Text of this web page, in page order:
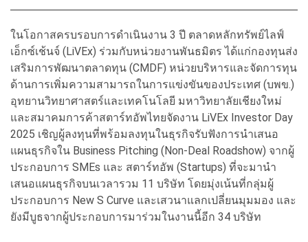
ในโอกาสครบรอบการดำเนินงาน 3 ปี ตลาดหลักทรัพย์ไลฟ์
เอ็กซ์เช้นจ์ (LiVEx) ร่วมกับหน่วยงานพันธมิตร ได้แก่กองทุนส่ง
เสริมการพัฒนาตลาดทุน (CMDF) หน่วยบริหารและจัดการทุน
ด้านการเพิ่มความสามารถในการแข่งขันของประเทศ (บพข.)
อุทยานวิทยาศาสตร์และเทคโนโลยี มหาวิทยาลัยเชียงใหม่
และสมาคมการค้าสตาร์ทอัพไทยจัดงาน LiVEx Investor Day
2025 เชิญผู้ลงทุนที่พร้อมลงทุนในธุรกิจรับฟังการนำเสนอ
แผนธุรกิจใน Business Pitching (Non-Deal Roadshow) จากผู้
ประกอบการ SMEs และ สตาร์ทอัพ (Startups) ที่จะมานำ
เสนอแผนธุรกิจบนเวลารวม 11 บริษัท โดยมุ่งเน้นที่กลุ่มผู้
ประกอบการ New S Curve และเสวนาแลกเปลี่ยนมุมมอง และ
ยังมีบูธจากผู้ประกอบการมาร่วมในงานนี้อีก 34 บริษัท